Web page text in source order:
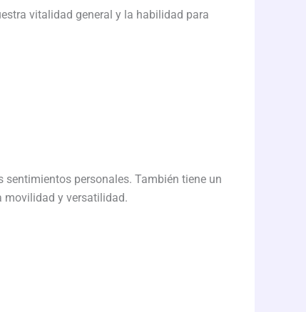
vitalidad general y la habilidad para
personales. También tiene un
movilidad y versatilidad.